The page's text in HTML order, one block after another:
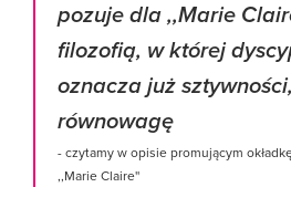
pozuje dla ,,Marie
filozofią, w której
oznacza już
równowagę
- czytamy w opisie promującym
,,Marie Claire''